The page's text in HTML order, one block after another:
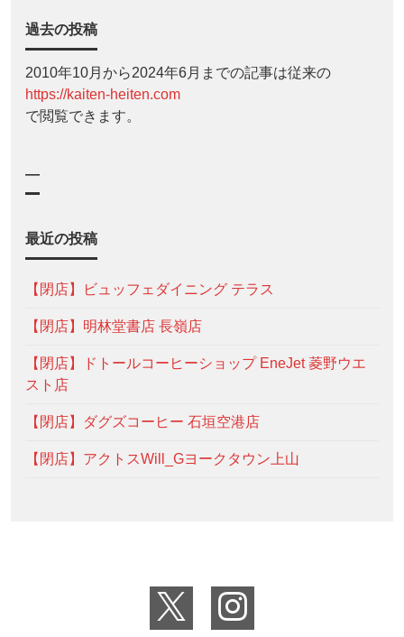
過去の投稿
2010年10月から2024年6月までの記事は従来の
https://kaiten-heiten.com
で閲覧できます。
—
最近の投稿
【閉店】ビュッフェダイニング テラス
【閉店】明林堂書店 長嶺店
【閉店】ドトールコーヒーショップ EneJet 菱野ウエ
スト店
【閉店】ダグズコーヒー 石垣空港店
【閉店】アクトスWill_Gヨークタウン上山